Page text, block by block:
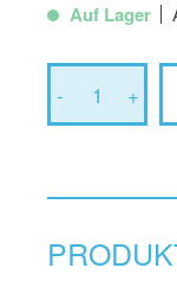
Auf Lager
- 1 +